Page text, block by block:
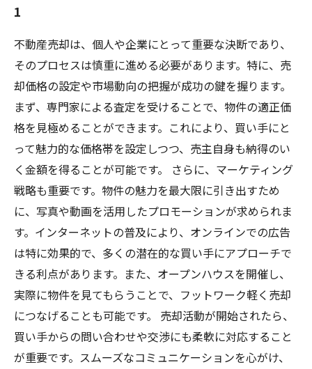
1
不動産売却は、個人や企業にとって重要な決断であり、
そのプロセスは慎重に進める必要があります。特に、売
却価格の設定や市場動向の把握が成功の鍵を握ります。
まず、専門家による査定を受けることで、物件の適正価
格を見極めることができます。これにより、買い手にと
って魅力的な価格帯を設定しつつ、売主自身も納得のい
く金額を得ることが可能です。 さらに、マーケティング
戦略も重要です。物件の魅力を最大限に引き出すため
に、写真や動画を活用したプロモーションが求められま
す。インターネットの普及により、オンラインでの広告
は特に効果的で、多くの潜在的な買い手にアプローチで
きる利点があります。また、オープンハウスを開催し、
実際に物件を見てもらうことで、フットワーク軽く売却
につなげることも可能です。 売却活動が開始されたら、
買い手からの問い合わせや交渉にも柔軟に対応すること
が重要です。スムーズなコミュニケーションを心がけ、